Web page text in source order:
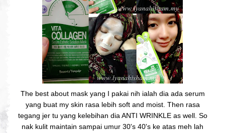
The best about mask yang I pakai nih ialah dia ada serum
yang buat my skin rasa lebih soft and moist. Then rasa
tegang jer tu yang kelebihan dia ANTI WRINKLE as well. So
nak kulit maintain sampai umur 30's 40's ke atas meh lah